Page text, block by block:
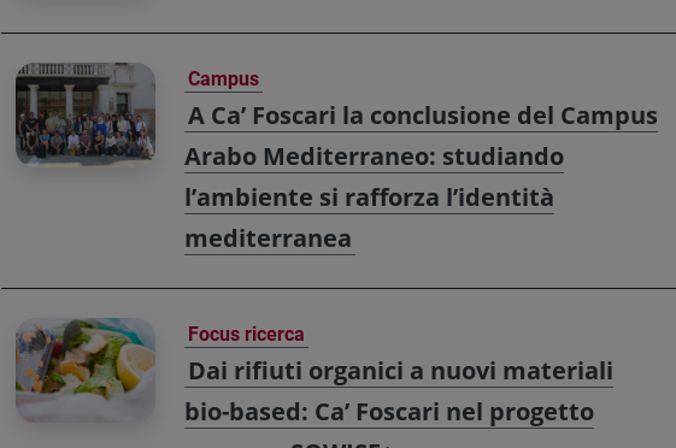
Campus
A Ca’ Foscari la conclusione del Campus
Arabo Mediterraneo: studiando
l’ambiente si rafforza l’identità
mediterranea
Focus ricerca
Dai rifiuti organici a nuovi materiali
bio-based: Ca’ Foscari nel progetto